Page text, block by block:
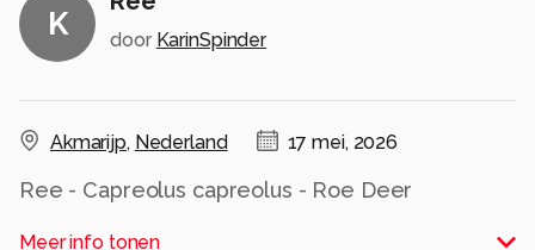
K door KarinSpinder
Akmarijp, Nederland 17 mei, 2026
Ree - Capreolus capreolus - Roe Deer
Alle rechten voorbehouden
Meer info tonen